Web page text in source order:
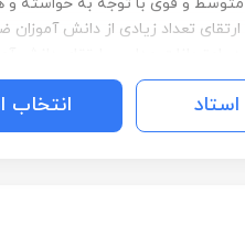
تعداد زیادی از دانش آموزان
در آزمونهای نمونه و تیزهوشان
مدارس برتر از جمله
موارد فوق در صورت نیاز، به زبان
انتخاب